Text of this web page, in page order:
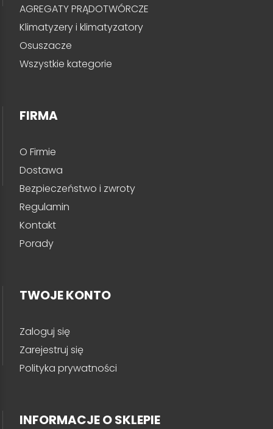
AGREGATY PRĄDOTWÓRCZE
Klimatyzery i klimatyzatory
Osuszacze
Wszystkie kategorie
FIRMA
O Firmie
Dostawa
Bezpieczeństwo i zwroty
Regulamin
Kontakt
Porady
TWOJE KONTO
Zaloguj się
Zarejestruj się
Polityka prywatności
INFORMACJE O SKLEPIE